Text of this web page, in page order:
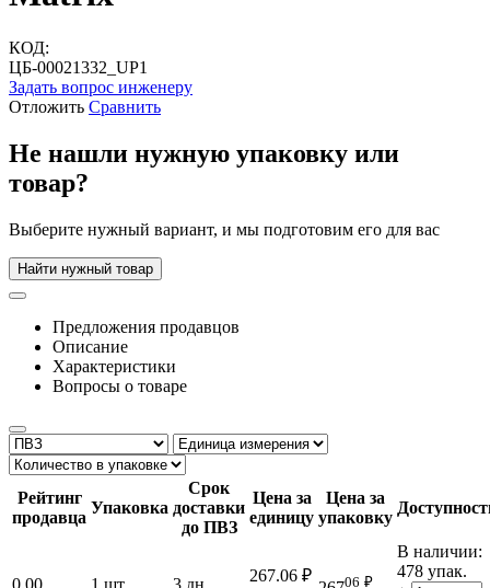
КОД:
ЦБ-00021332_UP1
Задать вопрос инженеру
Отложить Сравнить
Не нашли нужную упаковку или
товар?
Выберите нужный вариант, и мы подготовим его для вас
Найти нужный товар
Предложения продавцов
Описание
Характеристики
Вопросы о товаре
Рейтинг
продавца
Упаковка
Срок
доставки
до ПВЗ
Цена за
единицу
Цена за
упаковку
0.00 1 шт 3 дн 267.06 ₽
06 ₽
В наличии:
478 упак.